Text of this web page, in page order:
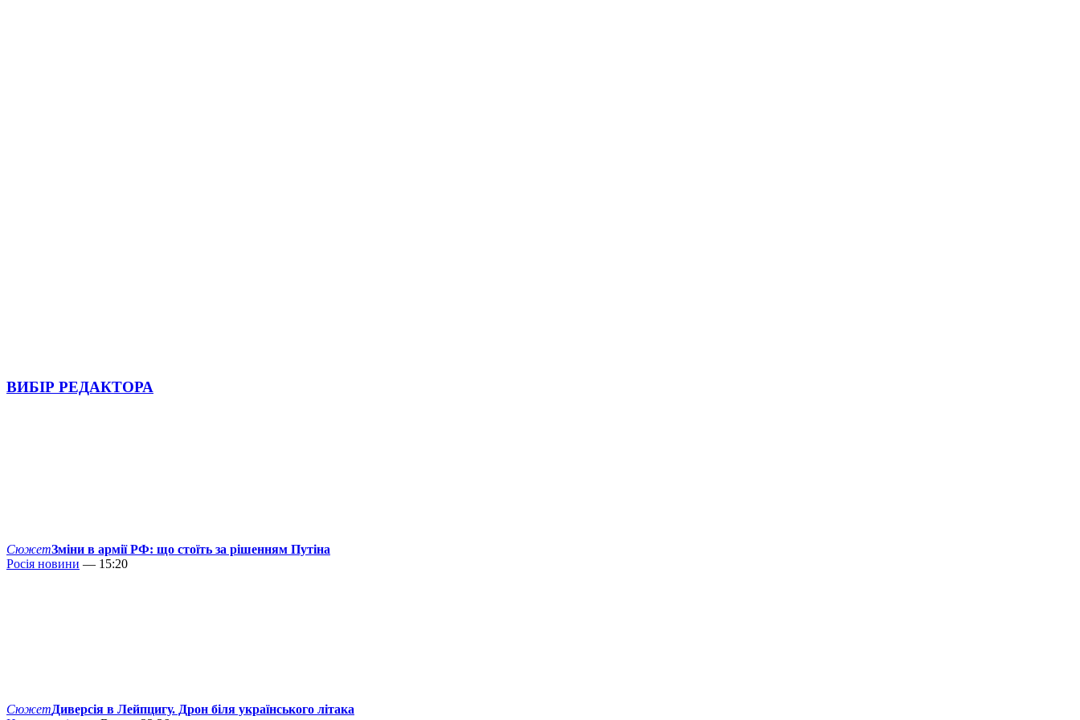
ВИБІР РЕДАКТОРА
СюжетЗміни в армії РФ: що стоїть за рішенням Путіна
Росія новини — 15:20
СюжетДиверсія в Лейпцигу. Дрон біля українського літака